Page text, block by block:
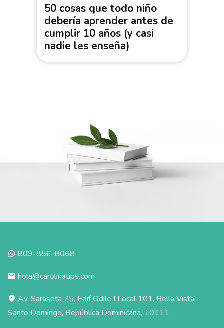
50 cosas que todo niño
debería aprender antes de
cumplir 10 años (y casi
nadie les enseña)
809-856-8068
hola@carolinatips.com
Av. Sarasota 75, Edif Odile I Local 101, Bella Vista,
Santo Domingo, República Dominicana, 10111.